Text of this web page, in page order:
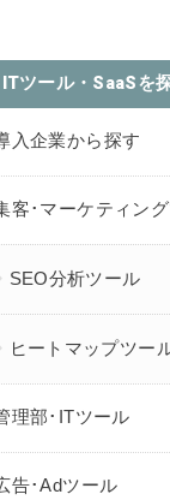
ITツール・SaaSを
入企業から探す
客･マーケティン
SEO分析ツール
ヒートマップツー
理部･ITツール
告･Adツール